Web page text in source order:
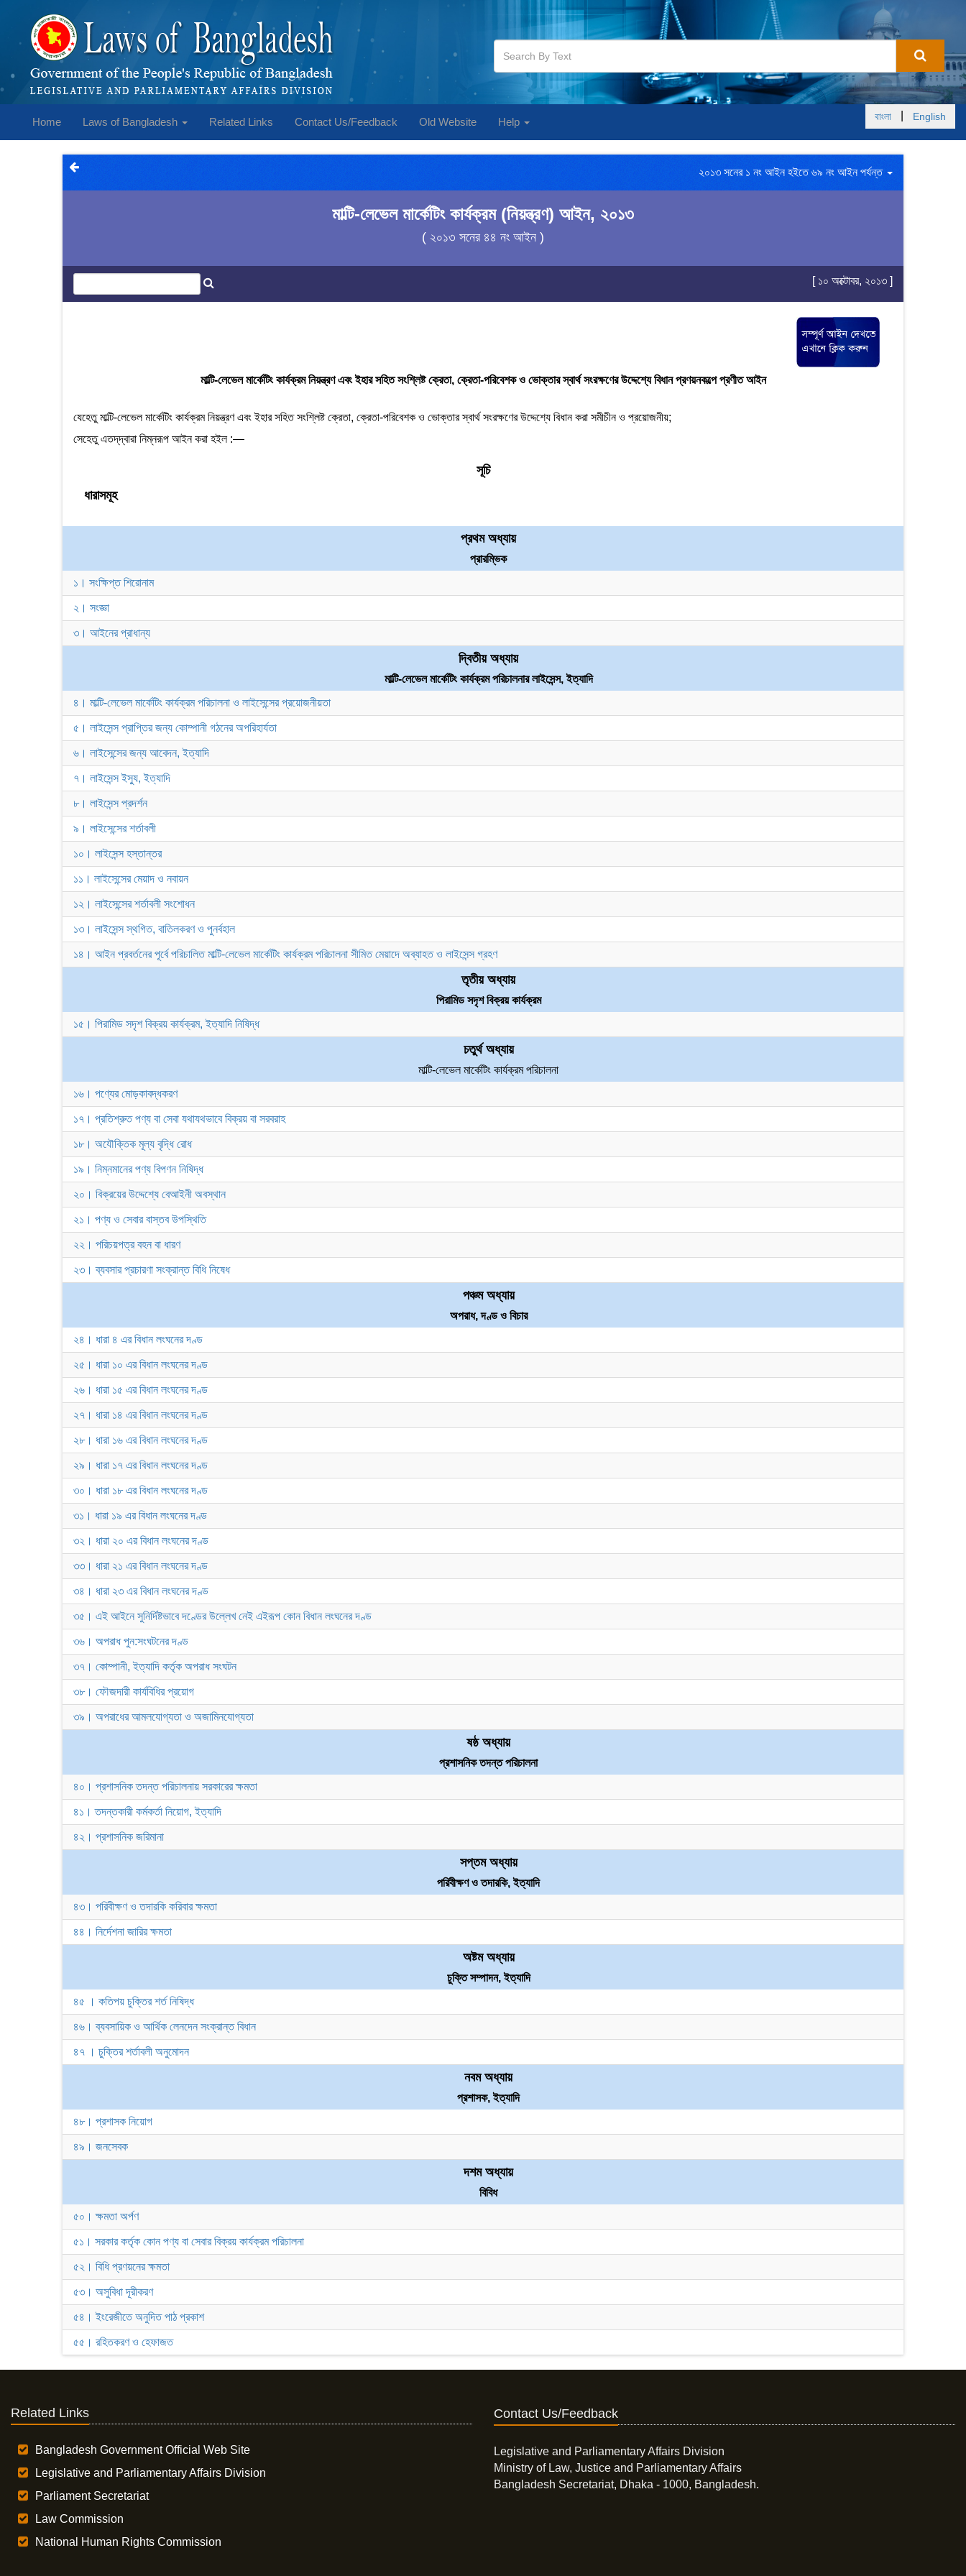
Home Laws of Bangladesh Related Links Contact Us/Feedback Old Website Help বাংলা English
২০১৩ সনের ১ নং আইন হইতে ৬৯ নং আইন পর্যন্ত
মাল্টি-লেভেল মার্কেটিং কার্যক্রম (নিয়ন্ত্রণ) আইন, ২০১৩
( ২০১৩ সনের ৪৪ নং আইন )
[ ১০ অক্টোবর, ২০১৩ ]
মাল্টি-লেভেল মার্কেটিং কার্যক্রম নিয়ন্ত্রণ এবং ইহার সহিত সংশ্লিষ্ট ক্রেতা, ক্রেতা-পরিবেশক ও ভোক্তার স্বার্থ সংরক্ষণের উদ্দেশ্যে বিধান প্রণয়নকল্পে প্রণীত আইন
যেহেতু মাল্টি-লেভেল মার্কেটিং কার্যক্রম নিয়ন্ত্রণ এবং ইহার সহিত সংশ্লিষ্ট ক্রেতা, ক্রেতা-পরিবেশক ও ভোক্তার স্বার্থ সংরক্ষণের উদ্দেশ্যে বিধান করা সমীচীন ও প্রয়োজনীয়;
সেহেতু এতদ্‌দ্বারা নিম্নরূপ আইন করা হইল :—
সূচি
ধারাসমূহ
প্রথম অধ্যায়
প্রারম্ভিক
১। সংক্ষিপ্ত শিরোনাম
২। সংজ্ঞা
৩। আইনের প্রাধান্য
দ্বিতীয় অধ্যায়
মাল্টি-লেভেল মার্কেটিং কার্যক্রম পরিচালনার লাইসেন্স, ইত্যাদি
৪। মাল্টি-লেভেল মার্কেটিং কার্যক্রম পরিচালনা ও লাইসেন্সের প্রয়োজনীয়তা
৫। লাইসেন্স প্রাপ্তির জন্য কোম্পানী গঠনের অপরিহার্যতা
৬। লাইসেন্সের জন্য আবেদন, ইত্যাদি
৭। লাইসেন্স ইস্যু, ইত্যাদি
৮। লাইসেন্স প্রদর্শন
৯। লাইসেন্সের শর্তাবলী
১০। লাইসেন্স হস্তান্তর
১১। লাইসেন্সের মেয়াদ ও নবায়ন
১২। লাইসেন্সের শর্তাবলী সংশোধন
১৩। লাইসেন্স স্থগিত, বাতিলকরণ ও পুনর্বহাল
১৪। আইন প্রবর্তনের পূর্বে পরিচালিত মাল্টি-লেভেল মার্কেটিং কার্যক্রম পরিচালনা সীমিত মেয়াদে অব্যাহত ও লাইসেন্স গ্রহণ
তৃতীয় অধ্যায়
পিরামিড সদৃশ বিক্রয় কার্যক্রম
১৫। পিরামিড সদৃশ বিক্রয় কার্যক্রম, ইত্যাদি নিষিদ্ধ
চতুর্থ অধ্যায়
মাল্টি-লেভেল মার্কেটিং কার্যক্রম পরিচালনা
১৬। পণ্যের মোড়কাবদ্ধকরণ
১৭। প্রতিশ্রুত পণ্য বা সেবা যথাযথভাবে বিক্রয় বা সরবরাহ
১৮। অযৌক্তিক মূল্য বৃদ্ধি রোধ
১৯। নিম্নমানের পণ্য বিপণন নিষিদ্ধ
২০। বিক্রয়ের উদ্দেশ্যে বেআইনী অবস্থান
২১। পণ্য ও সেবার বাস্তব উপস্থিতি
২২। পরিচয়পত্র বহন বা ধারণ
২৩। ব্যবসার প্রচারণা সংক্রান্ত বিধি নিষেধ
পঞ্চম অধ্যায়
অপরাধ, দণ্ড ও বিচার
২৪। ধারা ৪ এর বিধান লংঘনের দণ্ড
২৫। ধারা ১০ এর বিধান লংঘনের দণ্ড
২৬। ধারা ১৫ এর বিধান লংঘনের দণ্ড
২৭। ধারা ১৪ এর বিধান লংঘনের দণ্ড
২৮। ধারা ১৬ এর বিধান লংঘনের দণ্ড
২৯। ধারা ১৭ এর বিধান লংঘনের দণ্ড
৩০। ধারা ১৮ এর বিধান লংঘনের দণ্ড
৩১। ধারা ১৯ এর বিধান লংঘনের দণ্ড
৩২। ধারা ২০ এর বিধান লংঘনের দণ্ড
৩৩। ধারা ২১ এর বিধান লংঘনের দণ্ড
৩৪। ধারা ২৩ এর বিধান লংঘনের দণ্ড
৩৫। এই আইনে সুনির্দিষ্টভাবে দণ্ডের উল্লেখ নেই এইরূপ কোন বিধান লংঘনের দণ্ড
৩৬। অপরাধ পুন:সংঘটনের দণ্ড
৩৭। কোম্পানী, ইত্যাদি কর্তৃক অপরাধ সংঘটন
৩৮। ফৌজদারী কার্যবিধির প্রয়োগ
৩৯। অপরাধের আমলযোগ্যতা ও অজামিনযোগ্যতা
ষষ্ঠ অধ্যায়
প্রশাসনিক তদন্ত পরিচালনা
৪০। প্রশাসনিক তদন্ত পরিচালনায় সরকারের ক্ষমতা
৪১। তদন্তকারী কর্মকর্তা নিয়োগ, ইত্যাদি
৪২। প্রশাসনিক জরিমানা
সপ্তম অধ্যায়
পরিবীক্ষণ ও তদারকি, ইত্যাদি
৪৩। পরিবীক্ষণ ও তদারকি করিবার ক্ষমতা
৪৪। নির্দেশনা জারির ক্ষমতা
অষ্টম অধ্যায়
চুক্তি সম্পাদন, ইত্যাদি
৪৫ । কতিপয় চুক্তির শর্ত নিষিদ্ধ
৪৬। ব্যবসায়িক ও আর্থিক লেনদেন সংক্রান্ত বিধান
৪৭ । চুক্তির শর্তাবলী অনুমোদন
নবম অধ্যায়
প্রশাসক, ইত্যাদি
৪৮। প্রশাসক নিয়োগ
৪৯। জনসেবক
দশম অধ্যায়
বিবিধ
৫০। ক্ষমতা অর্পণ
৫১। সরকার কর্তৃক কোন পণ্য বা সেবার বিক্রয় কার্যক্রম পরিচালনা
৫২। বিধি প্রণয়নের ক্ষমতা
৫৩। অসুবিধা দূরীকরণ
৫৪। ইংরেজীতে অনুদিত পাঠ প্রকাশ
৫৫। রহিতকরণ ও হেফাজত
Related Links
Bangladesh Government Official Web Site
Legislative and Parliamentary Affairs Division
Parliament Secretariat
Law Commission
National Human Rights Commission
Contact Us/Feedback
Legislative and Parliamentary Affairs Division
Ministry of Law, Justice and Parliamentary Affairs
Bangladesh Secretariat, Dhaka - 1000, Bangladesh.